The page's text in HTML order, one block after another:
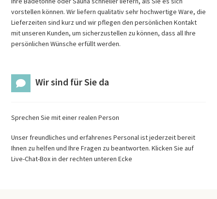
vorstellen können. Wir liefern qualitativ sehr hochwertige Ware, die
Lieferzeiten sind kurz und wir pflegen den persönlichen Kontakt
mit unseren Kunden, um sicherzustellen zu können, dass all Ihre
persönlichen Wünsche erfüllt werden.
Wir sind für Sie da
Sprechen Sie mit einer realen Person
Unser freundliches und erfahrenes Personal ist jederzeit bereit
Ihnen zu helfen und Ihre Fragen zu beantworten. Klicken Sie auf
Live-Chat-Box in der rechten unteren Ecke